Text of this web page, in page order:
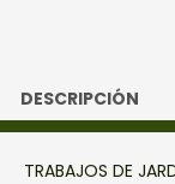
DESCRIPCIÓN
TRABAJOS DE